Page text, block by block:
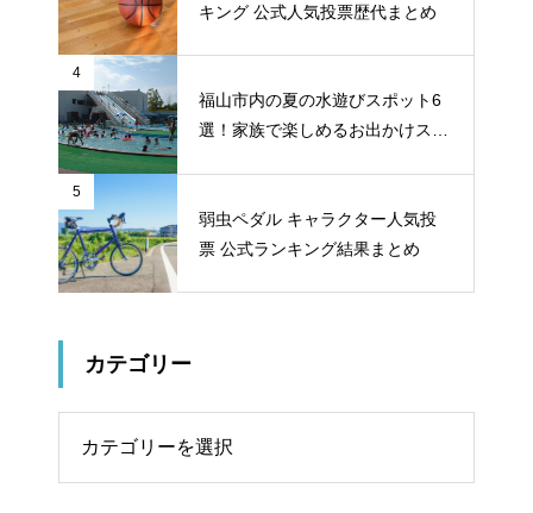
キング 公式人気投票歴代まとめ
4
福山市内の夏の水遊びスポット6
選！家族で楽しめるお出かけスポ
5
弱虫ペダル キャラクター人気投
票 公式ランキング結果まとめ
カテゴリー